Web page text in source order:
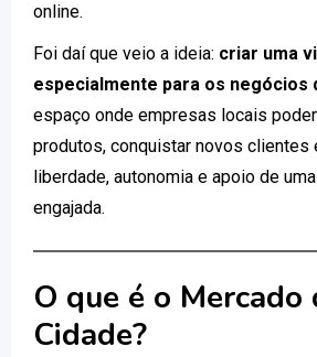
online.
Foi daí que veio a ideia: criar uma
especialmente para os negócios
espaço onde empresas locais
produtos, conquistar novos
liberdade, autonomia e apoio de
engajada.
O que é o Mercado
Cidade?